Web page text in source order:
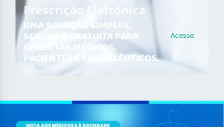
Prescrição Eletrônica
UMA SOLUÇÃO SIMPLES,
SEGURA E GRATUITA PARA
CONECTAR MÉDICOS,
PACIENTES E FARMACÊUTICOS.
Acesse